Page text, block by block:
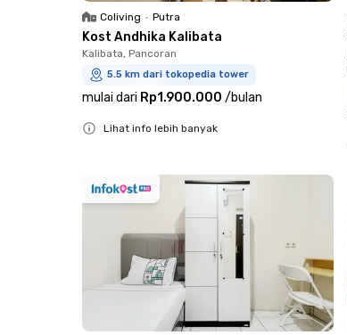
Coliving • Putra
Kost Andhika Kalibata
Kalibata, Pancoran
5.5 km dari tokopedia tower
mulai dari Rp1.900.000 /bulan
Lihat info lebih banyak